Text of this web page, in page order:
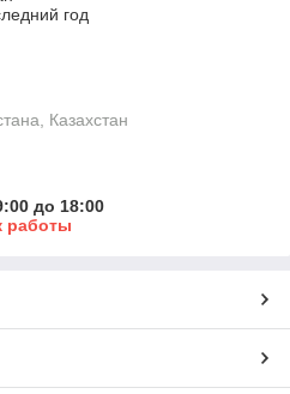
год
Казахстан
до 18:00
работы